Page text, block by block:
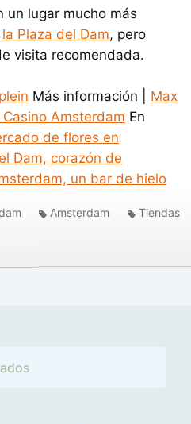
un lugar mucho más
la Plaza del Dam, pero
visita recomendada.
Más información | Max
Amsterdam En
de flores en
Dam, corazón de
un bar de hielo
Amsterdam Tiendas